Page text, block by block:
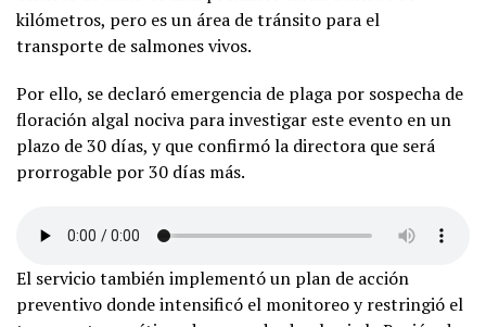
kilómetros, pero es un área de tránsito para el
transporte de salmones vivos.
Por ello, se declaró emergencia de plaga por sospecha de
floración algal nociva para investigar este evento en un
plazo de 30 días, y que confirmó la directora que será
prorrogable por 30 días más.
El servicio también implementó un plan de acción
preventivo donde intensificó el monitoreo y restringió el